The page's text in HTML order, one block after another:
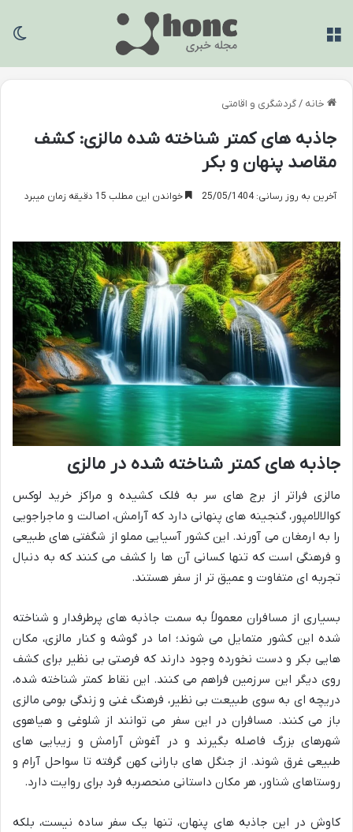
خانه /گردشگری و اقامتی
جاذبه های کمتر شناخته شده مالزی: کشف
مقاصد پنهان و بکر
آخرین به روز رسانی: 25/05/1404 خواندن این مطلب 15 دقیقه زمان میبرد
جاذبه های کمتر شناخته شده در مالزی
مالزی فراتر از برج های سر به فلک کشیده و مراکز خرید لوکس
کوالالامپور، گنجینه های پنهانی دارد که آرامش، اصالت و ماجراجویی
را به ارمغان می آورند. این کشور آسیایی مملو از شگفتی های طبیعی
و فرهنگی است که تنها کسانی آن ها را کشف می کنند که به دنبال
تجربه ای متفاوت و عمیق تر از سفر هستند.
بسیاری از مسافران معمولاً به سمت جاذبه های پرطرفدار و شناخته
شده این کشور متمایل می شوند؛ اما در گوشه و کنار مالزی، مکان
هایی بکر و دست نخورده وجود دارند که فرصتی بی نظیر برای کشف
روی دیگر این سرزمین فراهم می کنند. این نقاط کمتر شناخته شده،
دریچه ای به سوی طبیعت بی نظیر، فرهنگ غنی و زندگی بومی مالزی
باز می کنند. مسافران در این سفر می توانند از شلوغی و هیاهوی
شهرهای بزرگ فاصله بگیرند و در آغوش آرامش و زیبایی های
طبیعی غرق شوند. از جنگل های بارانی کهن گرفته تا سواحل آرام و
روستاهای شناور، هر مکان داستانی منحصربه فرد برای روایت دارد.
کاوش در این جاذبه های پنهان، تنها یک سفر ساده نیست، بلکه